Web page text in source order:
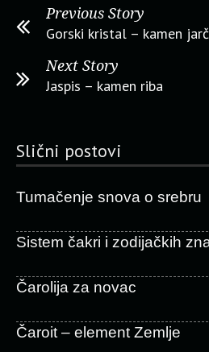
Previous Story
Gorski kristal – kamen
Next Story
Jaspis – kamen riba
Slični postovi
Tumačenje snova o srebru
Sistem čakri i zodijačkih
Čarolija za novac
Čaroit – element Zemlje